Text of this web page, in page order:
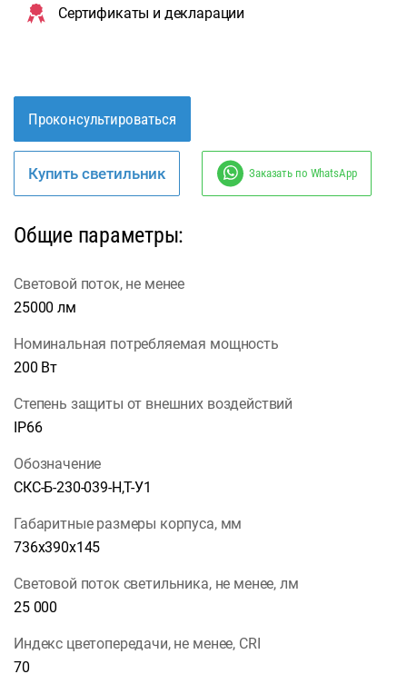
Сертификаты и декларации
Проконсультироваться
Купить светильник Заказать по WhatsApp
Общие параметры:
Световой поток, не менее
25000 лм
Номинальная потребляемая мощность
200 Вт
Степень защиты от внешних воздействий
IP66
Обозначение
СКС-Б-230-039-Н,Т-У1
Габаритные размеры корпуса, мм
736х390х145
Световой поток светильника, не менее, лм
25 000
Индекс цветопередачи, не менее, CRI
70